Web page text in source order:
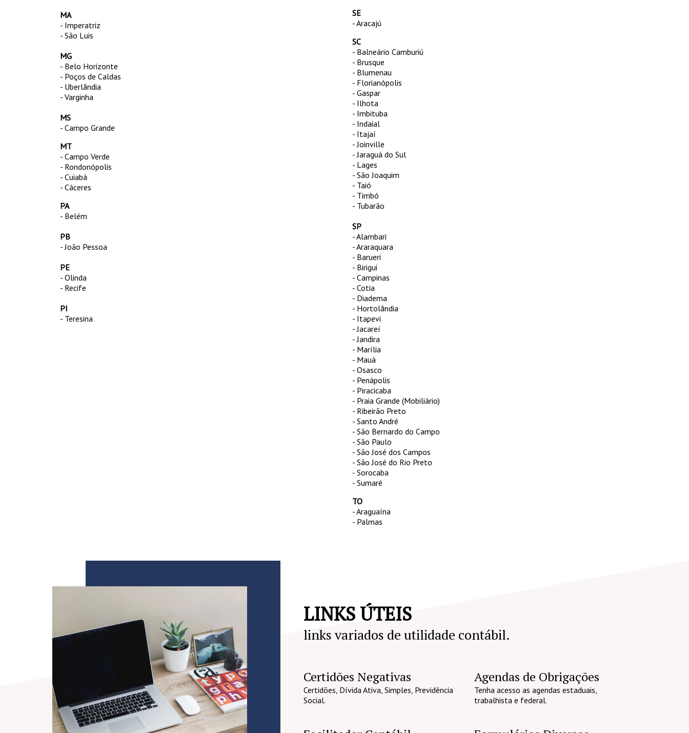
MA
- Imperatriz
- São Luis
MG
- Belo Horizonte
- Poços de Caldas
- Uberlândia
- Varginha
MS
- Campo Grande
MT
- Campo Verde
- Rondonópolis
- Cuiabá
- Cáceres
PA
- Belém
PB
- João Pessoa
PE
- Olinda
- Recife
PI
- Teresina
SE
- Aracajú
SC
- Balneário Camburiú
- Brusque
- Blumenau
- Florianópolis
- Gaspar
- Ilhota
- Imbituba
- Indaial
- Itajaí
- Joinville
- Jaraguá do Sul
- Lages
- São Joaquim
- Taió
- Timbó
- Tubarão
SP
- Alambari
- Araraquara
- Barueri
- Birigui
- Campinas
- Cotia
- Diadema
- Hortolândia
- Itapevi
- Jacareí
- Jandira
- Marília
- Mauá
- Osasco
- Penápolis
- Piracicaba
- Praia Grande (Mobiliário)
- Ribeirão Preto
- Santo André
- São Bernardo do Campo
- São Paulo
- São José dos Campos
- São José do Rio Preto
- Sorocaba
- Sumaré
TO
- Araguaína
- Palmas
LINKS ÚTEIS
links variados de utilidade contábil.
Certidões Negativas
Certidões, Dívida Ativa, Simples, Previdência
Social.
Agendas de Obrigações
Tenha acesso as agendas estaduais,
trabalhista e federal.